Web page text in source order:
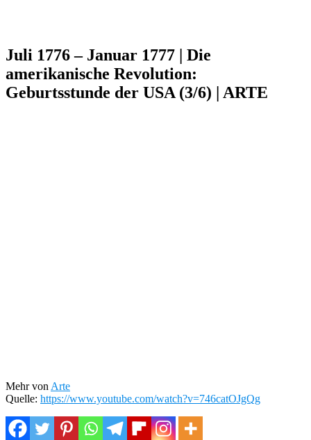
Juli 1776 – Januar 1777 | Die
amerikanische Revolution:
Geburtsstunde der USA (3/6) | ARTE
Mehr von Arte
Quelle: https://www.youtube.com/watch?v=746catOJgQg